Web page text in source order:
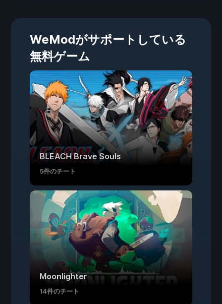
WeModがサポートしている
無料ゲーム
BLEACH Brave Souls
5件のチート
Moonlighter
14件のチート